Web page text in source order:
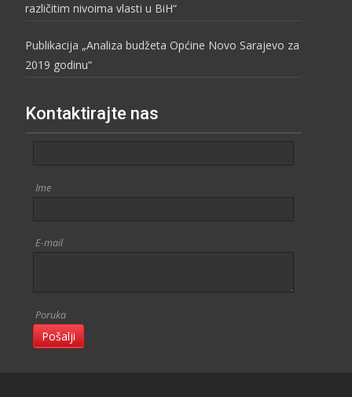
različitim nivoima vlasti u BiH“
Publikacija „Analiza budžeta Općine Novo Sarajevo za
2019 godinu“
Kontaktirajte nas
Ime
E-mail
Poruka
Pošalji